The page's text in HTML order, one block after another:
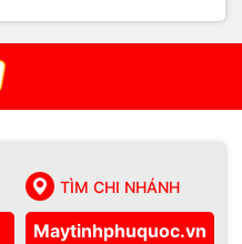
TÌM CHI NHÁNH
Maytinhphuquoc.vn